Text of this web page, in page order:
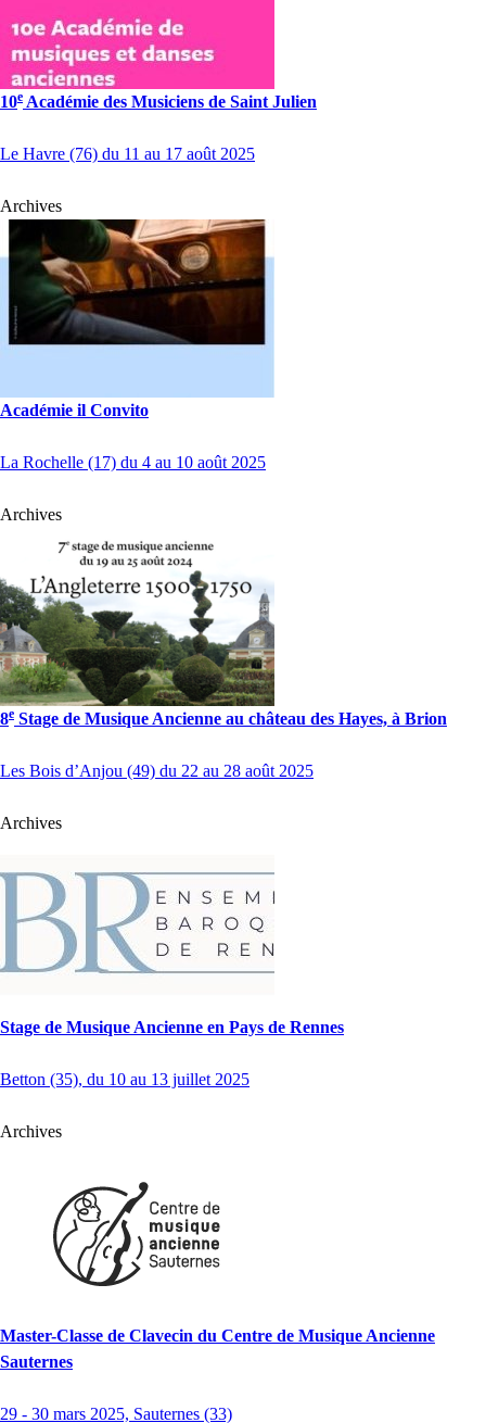
10e Académie des Musiciens de Saint Julien
Le Havre (76) du 11 au 17 août 2025
Archives
Académie il Convito
La Rochelle (17) du 4 au 10 août 2025
Archives
8e Stage de Musique Ancienne au château des Hayes, à Brion
Les Bois d’Anjou (49) du 22 au 28 août 2025
Archives
Stage de Musique Ancienne en Pays de Rennes
Betton (35), du 10 au 13 juillet 2025
Archives
Master-Classe de Clavecin du Centre de Musique Ancienne
Sauternes
29 - 30 mars 2025, Sauternes (33)